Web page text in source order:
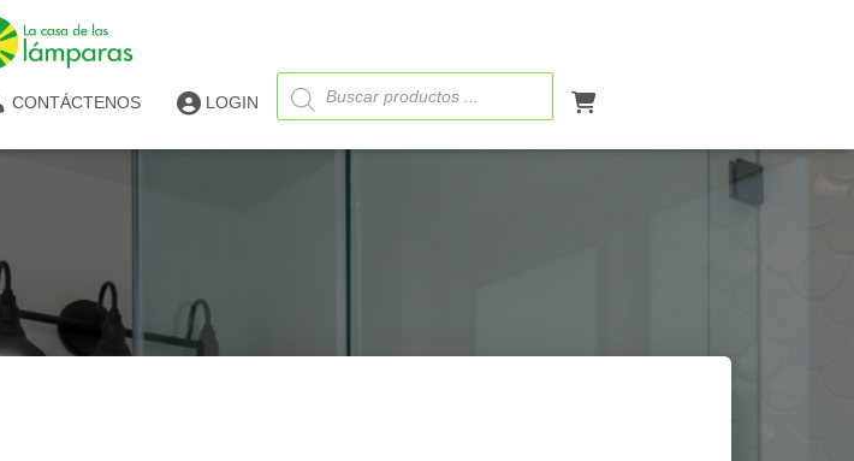
CONTÁCTENOS LOGIN
Búsqueda
de
productos